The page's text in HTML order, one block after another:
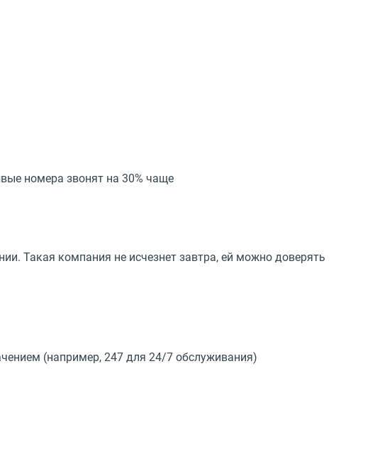
номера звонят на 30% чаще
Такая компания не исчезнет завтра, ей можно доверять
(например, 247 для 24/7 обслуживания)